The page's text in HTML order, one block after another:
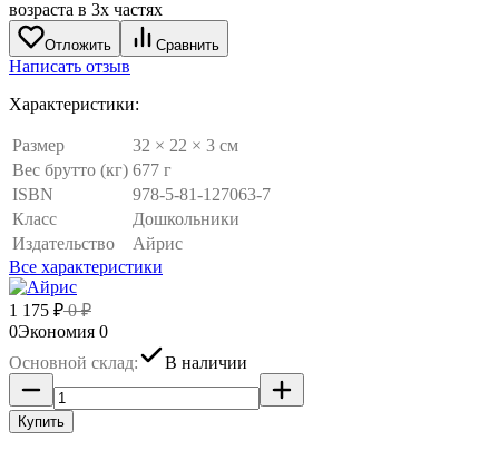
Отложить Сравнить
Написать отзыв
Характеристики:
Размер
32 × 22 × 3 см
Вес брутто (кг) 677 г
ISBN
978-5-81-127063-7
Класс
Дошкольники
Издательство
Айрис
Все характеристики
1 175 ₽0₽
0Экономия 0
Основной склад:
В наличии
Купить